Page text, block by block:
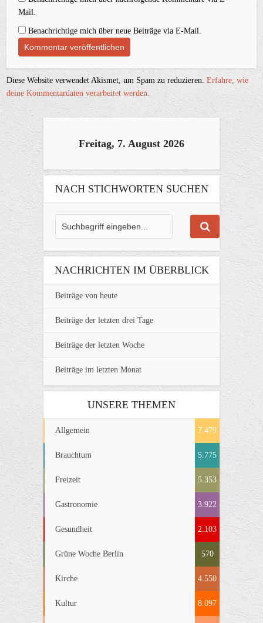
Mail.
Benachrichtige mich über neue Beiträge via E-Mail.
Diese Website verwendet Akismet, um Spam zu reduzieren.Erfahre, wie
deine Kommentardaten verarbeitet werden.
Freitag, 7. August 2026
NACH STICHWORTEN SUCHEN
NACHRICHTEN IM ÜBERBLICK
Beiträge von heute
Beiträge der letzten drei Tage
Beiträge der letzten Woche
Beiträge im letzten Monat
UNSERE THEMEN
Allgemein 7.479
Brauchtum 5.775
Freizeit 5.353
Gastronomie 3.922
Gesundheit 2.103
Grüne Woche Berlin 570
Kirche 4.550
Kultur 8.097